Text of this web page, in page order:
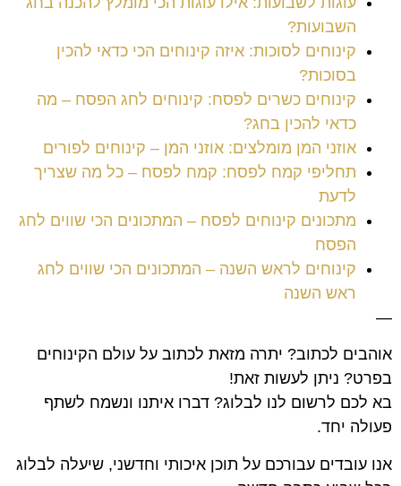
השבועות?
קינוחים לסוכות: איזה קינוחים הכי כדאי להכין
בסוכות?
קינוחים כשרים לפסח: קינוחים לחג הפסח – מה
כדאי להכין בחג?
אוזני המן מומלצים: אוזני המן – קינוחים לפורים
תחליפי קמח לפסח: קמח לפסח – כל מה שצריך
לדעת
מתכונים קינוחים לפסח – המתכונים הכי שווים לחג
הפסח
קינוחים לראש השנה – המתכונים הכי שווים לחג
ראש השנה
—
אוהבים לכתוב? יתרה מזאת לכתוב על עולם הקינוחים
בפרט? ניתן לעשות זאת!
בא לכם לרשום לנו לבלוג? דברו איתנו ונשמח לשתף
פעולה יחד.
אנו עובדים עבורכם על תוכן איכותי וחדשני, שיעלה לבלוג